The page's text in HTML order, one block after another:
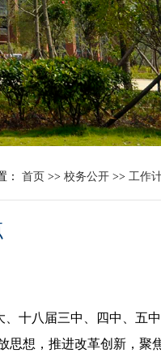
： 首页 >> 校务公开 >> 工作
十八届三中、四中、五
思想，推进改革创新，聚